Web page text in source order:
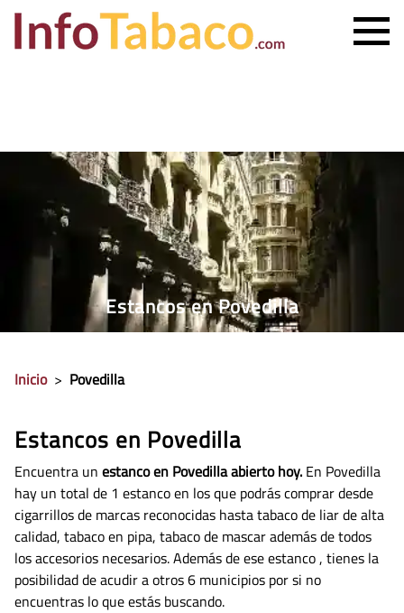
ESTANCO MÁS CERCANO
CONTACTO
Estancos en Povedilla
Inicio > Povedilla
Estancos en Povedilla
Encuentra un estanco en Povedilla abierto hoy. En Povedilla
hay un total de 1 estanco en los que podrás comprar desde
cigarrillos de marcas reconocidas hasta tabaco de liar de alta
calidad, tabaco en pipa, tabaco de mascar además de todos
los accesorios necesarios.Además de ese estanco , tienes la
posibilidad de acudir a otros 6 municipios por si no
encuentras lo que estás buscando.